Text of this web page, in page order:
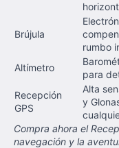
Brújula
rumbo
Altímetro
para
Recepción
GPS
Alta
y
Compra ahora el
navegación y la